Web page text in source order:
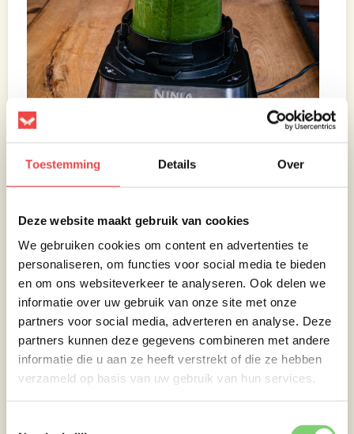
Toestemming Details Over
Deze website maakt gebruik van cookies
We gebruiken cookies om content en advertenties te
personaliseren, om functies voor social media te bieden
en om ons websiteverkeer te analyseren. Ook delen we
informatie over uw gebruik van onze site met onze
partners voor social media, adverteren en analyse. Deze
partners kunnen deze gegevens combineren met andere
informatie die u aan ze heeft verstrekt of die ze hebben
verzameld op basis van uw gebruik van hun services.
Frisse koolsalade
Snijd de rode kool en de overige halve ui dun.
Meng dit met het sap van een limoen en een
snufje zout. Zet apart zodat de smaken goed
kunnen intrekken.